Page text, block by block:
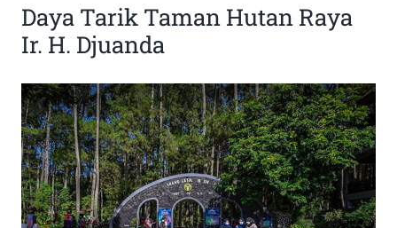
Daya Tarik Taman Hutan Raya
Ir. H. Djuanda